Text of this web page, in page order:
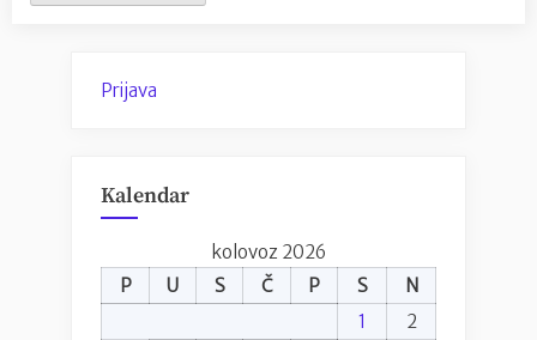
Prijava
Kalendar
kolovoz 2026
P
U S Č P S
N
1
2